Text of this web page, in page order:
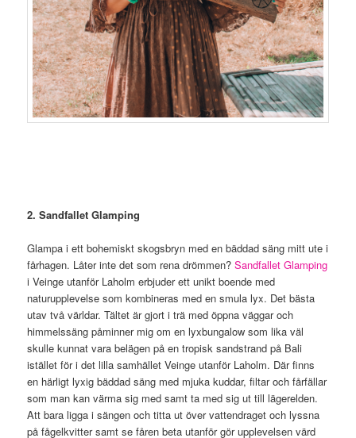
2. Sandfallet Glamping
Glampa i ett bohemiskt skogsbryn med en bäddad säng mitt ute i
fårhagen. Låter inte det som rena drömmen?Sandfallet Glamping
i Veinge utanför Laholm erbjuder ett unikt boende med
naturupplevelse som kombineras med en smula lyx. Det bästa
utav två världar. Tältet är gjort i trä med öppna väggar och
himmelssäng påminner mig om en lyxbungalow som lika väl
skulle kunnat vara belägen på en tropisk sandstrand på Bali
istället för i det lilla samhället Veinge utanför Laholm. Där finns
en härligt lyxig bäddad säng med mjuka kuddar, filtar och fårfällar
som man kan värma sig med samt ta med sig ut till lägerelden.
Att bara ligga i sängen och titta ut över vattendraget och lyssna
på fågelkvitter samt se fåren beta utanför gör upplevelsen värd